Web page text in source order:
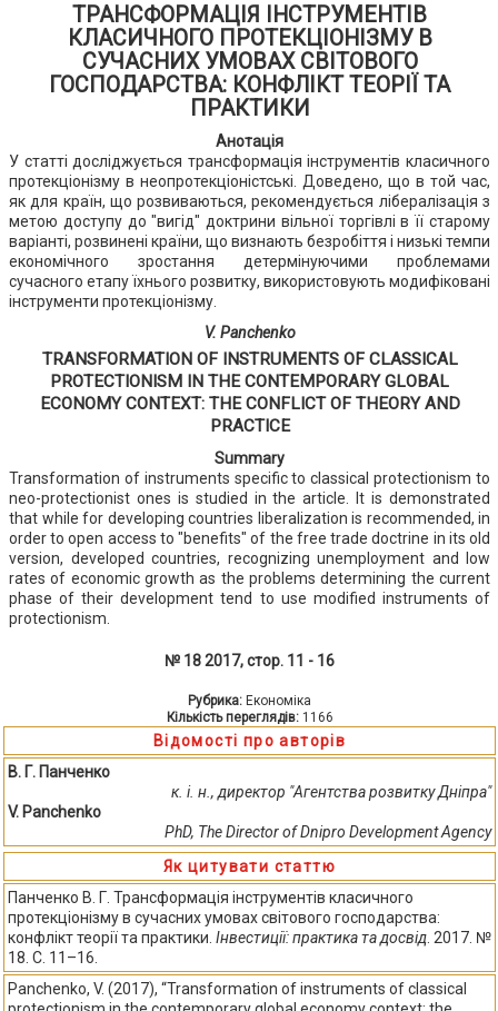
ТРАНСФОРМАЦІЯ ІНСТРУМЕНТІВ
КЛАСИЧНОГО ПРОТЕКЦІОНІЗМУ В
СУЧАСНИХ УМОВАХ СВІТОВОГО
ГОСПОДАРСТВА: КОНФЛІКТ ТЕОРІЇ ТА
ПРАКТИКИ
Анотація
У статті досліджується трансформація інструментів класичного
протекціонізму в неопротекціоністські. Доведено, що в той час,
як для країн, що розвиваються, рекомендується лібералізація з
метою доступу до "вигід" доктрини вільної торгівлі в її старому
варіанті, розвинені країни, що визнають безробіття і низькі темпи
економічного зростання детермінуючими проблемами
сучасного етапу їхнього розвитку, використовують модифіковані
інструменти протекціонізму.
V. Panchenko
TRANSFORMATION OF INSTRUMENTS OF CLASSICAL
PROTECTIONISM IN THE CONTEMPORARY GLOBAL
ECONOMY CONTEXT: THE CONFLICT OF THEORY AND
PRACTICE
Summary
Transformation of instruments specific to classical protectionism to
neo-protectionist ones is studied in the article. It is demonstrated
that while for developing countries liberalization is recommended, in
order to open access to "benefits" of the free trade doctrine in its old
version, developed countries, recognizing unemployment and low
rates of economic growth as the problems determining the current
phase of their development tend to use modified instruments of
protectionism.
№ 18 2017, стор. 11 - 16
Рубрика: Економіка
Кількість переглядів: 1166
Відомості про авторів
В. Г. Панченко
к. і. н., директор "Агентства розвитку Дніпра"
V. Panchenko
PhD, The Director of Dnipro Development Agency
Як цитувати статтю
Панченко В. Г. Трансформація інструментів класичного
протекціонізму в сучасних умовах світового господарства:
конфлікт теорії та практики. Інвестиції: практика та досвід . 2017. №
18. С. 11–16.
Panchenko, V. (2017), “Transformation of instruments of classical